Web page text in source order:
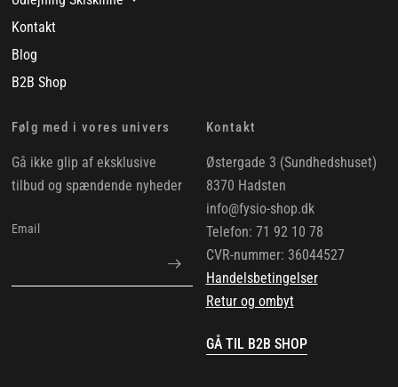
Kontakt
Blog
B2B Shop
Følg med i vores univers
Gå ikke glip af eksklusive
tilbud og spændende nyheder
Email
Kontakt
Østergade 3 (Sundhedshuset)
8370 Hadsten
info@fysio-shop.dk
Telefon: 71 92 10 78
CVR-nummer: 36044527
Handelsbetingelser
Retur og ombyt
GÅ TIL B2B SHOP